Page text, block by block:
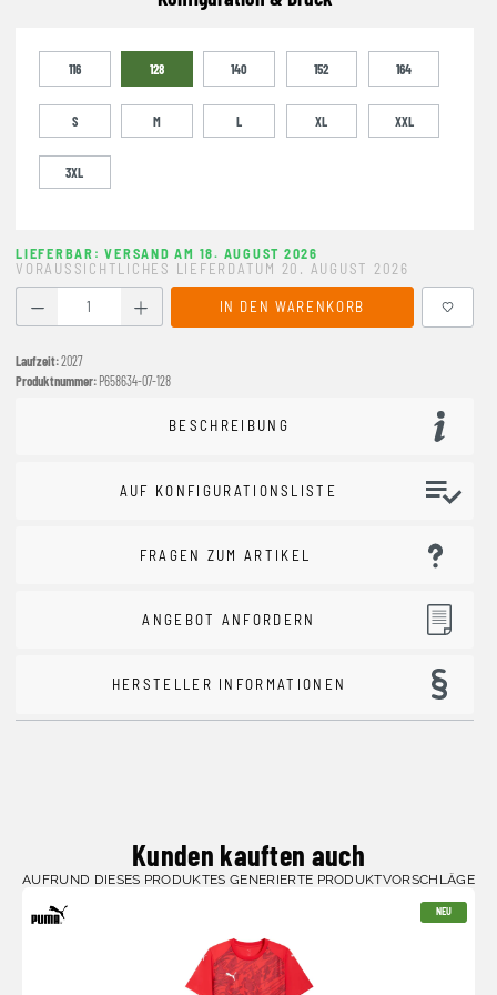
116 128 140 152 164
S M L XL XXL
3XL
LIEFERBAR: VERSAND AM 18. AUGUST 2026
VORAUSSICHTLICHES LIEFERDATUM 20. AUGUST 2026
Produkt Anzahl: Gib den gewünschten Wert ein oder
IN DEN WARENKORB
Laufzeit:2027
Produktnummer: P658634-07-128
BESCHREIBUNG
AUF KONFIGURATIONSLISTE
FRAGEN ZUM ARTIKEL
ANGEBOT ANFORDERN
HERSTELLER INFORMATIONEN
Kunden kauften auch
AUFRUND DIESES PRODUKTES GENERIERTE PRODUKTVORSCHLÄGE
NEU